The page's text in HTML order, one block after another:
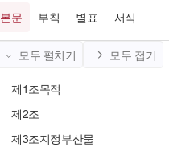
본문 부칙 별표 서식
모두 펼치기 모두 접기
제1조목적
제2조
제3조지정부산물